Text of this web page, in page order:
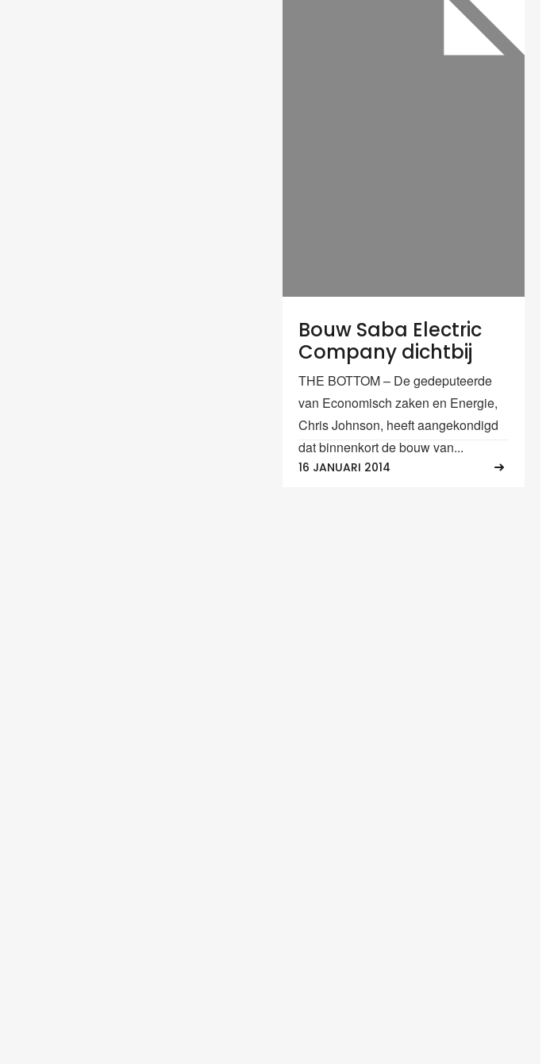
Bouw Saba Electric
Company dichtbij
THE BOTTOM – De gedeputeerde
van Economisch zaken en Energie,
Chris Johnson, heeft aangekondigd
dat binnenkort de bouw van...
16 JANUARI 2014